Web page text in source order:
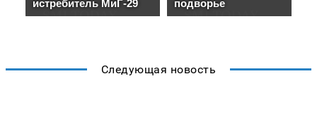
Следующая новость